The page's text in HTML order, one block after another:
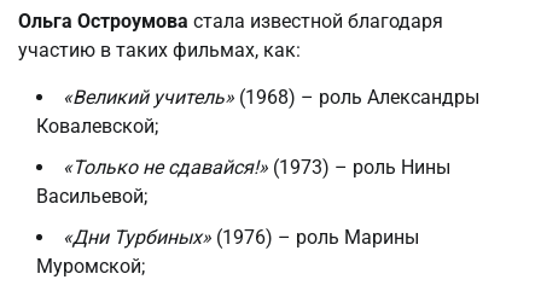
Ольга Остроумова стала известной благодаря
участию в таких фильмах, как:
«Великий учитель» (1968) – роль Александры
Ковалевской;
«Только не сдавайся!» (1973) – роль Нины
Васильевой;
«Дни Турбиных» (1976) – роль Марины
Муромской;